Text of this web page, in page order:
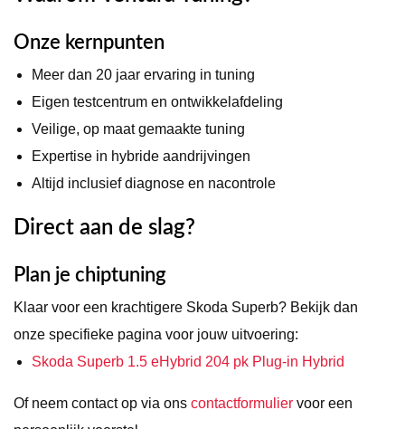
Onze kernpunten
Meer dan 20 jaar ervaring in tuning
Eigen testcentrum en ontwikkelafdeling
Veilige, op maat gemaakte tuning
Expertise in hybride aandrijvingen
Altijd inclusief diagnose en nacontrole
Direct aan de slag?
Plan je chiptuning
Klaar voor een krachtigere Skoda Superb? Bekijk dan
onze specifieke pagina voor jouw uitvoering:
Skoda Superb 1.5 eHybrid 204 pk Plug-in Hybrid
Of neem contact op via ons contactformulier voor een